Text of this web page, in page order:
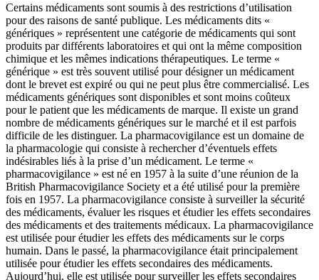
Certains médicaments sont soumis à des restrictions d’utilisation
pour des raisons de santé publique. Les médicaments dits «
génériques » représentent une catégorie de médicaments qui sont
produits par différents laboratoires et qui ont la même composition
chimique et les mêmes indications thérapeutiques. Le terme «
générique » est très souvent utilisé pour désigner un médicament
dont le brevet est expiré ou qui ne peut plus être commercialisé. Les
médicaments génériques sont disponibles et sont moins coûteux
pour le patient que les médicaments de marque. Il existe un grand
nombre de médicaments génériques sur le marché et il est parfois
difficile de les distinguer. La pharmacovigilance est un domaine de
la pharmacologie qui consiste à rechercher d’éventuels effets
indésirables liés à la prise d’un médicament. Le terme «
pharmacovigilance » est né en 1957 à la suite d’une réunion de la
British Pharmacovigilance Society et a été utilisé pour la première
fois en 1957. La pharmacovigilance consiste à surveiller la sécurité
des médicaments, évaluer les risques et étudier les effets secondaires
des médicaments et des traitements médicaux. La pharmacovigilance
est utilisée pour étudier les effets des médicaments sur le corps
humain. Dans le passé, la pharmacovigilance était principalement
utilisée pour étudier les effets secondaires des médicaments.
Aujourd’hui, elle est utilisée pour surveiller les effets secondaires